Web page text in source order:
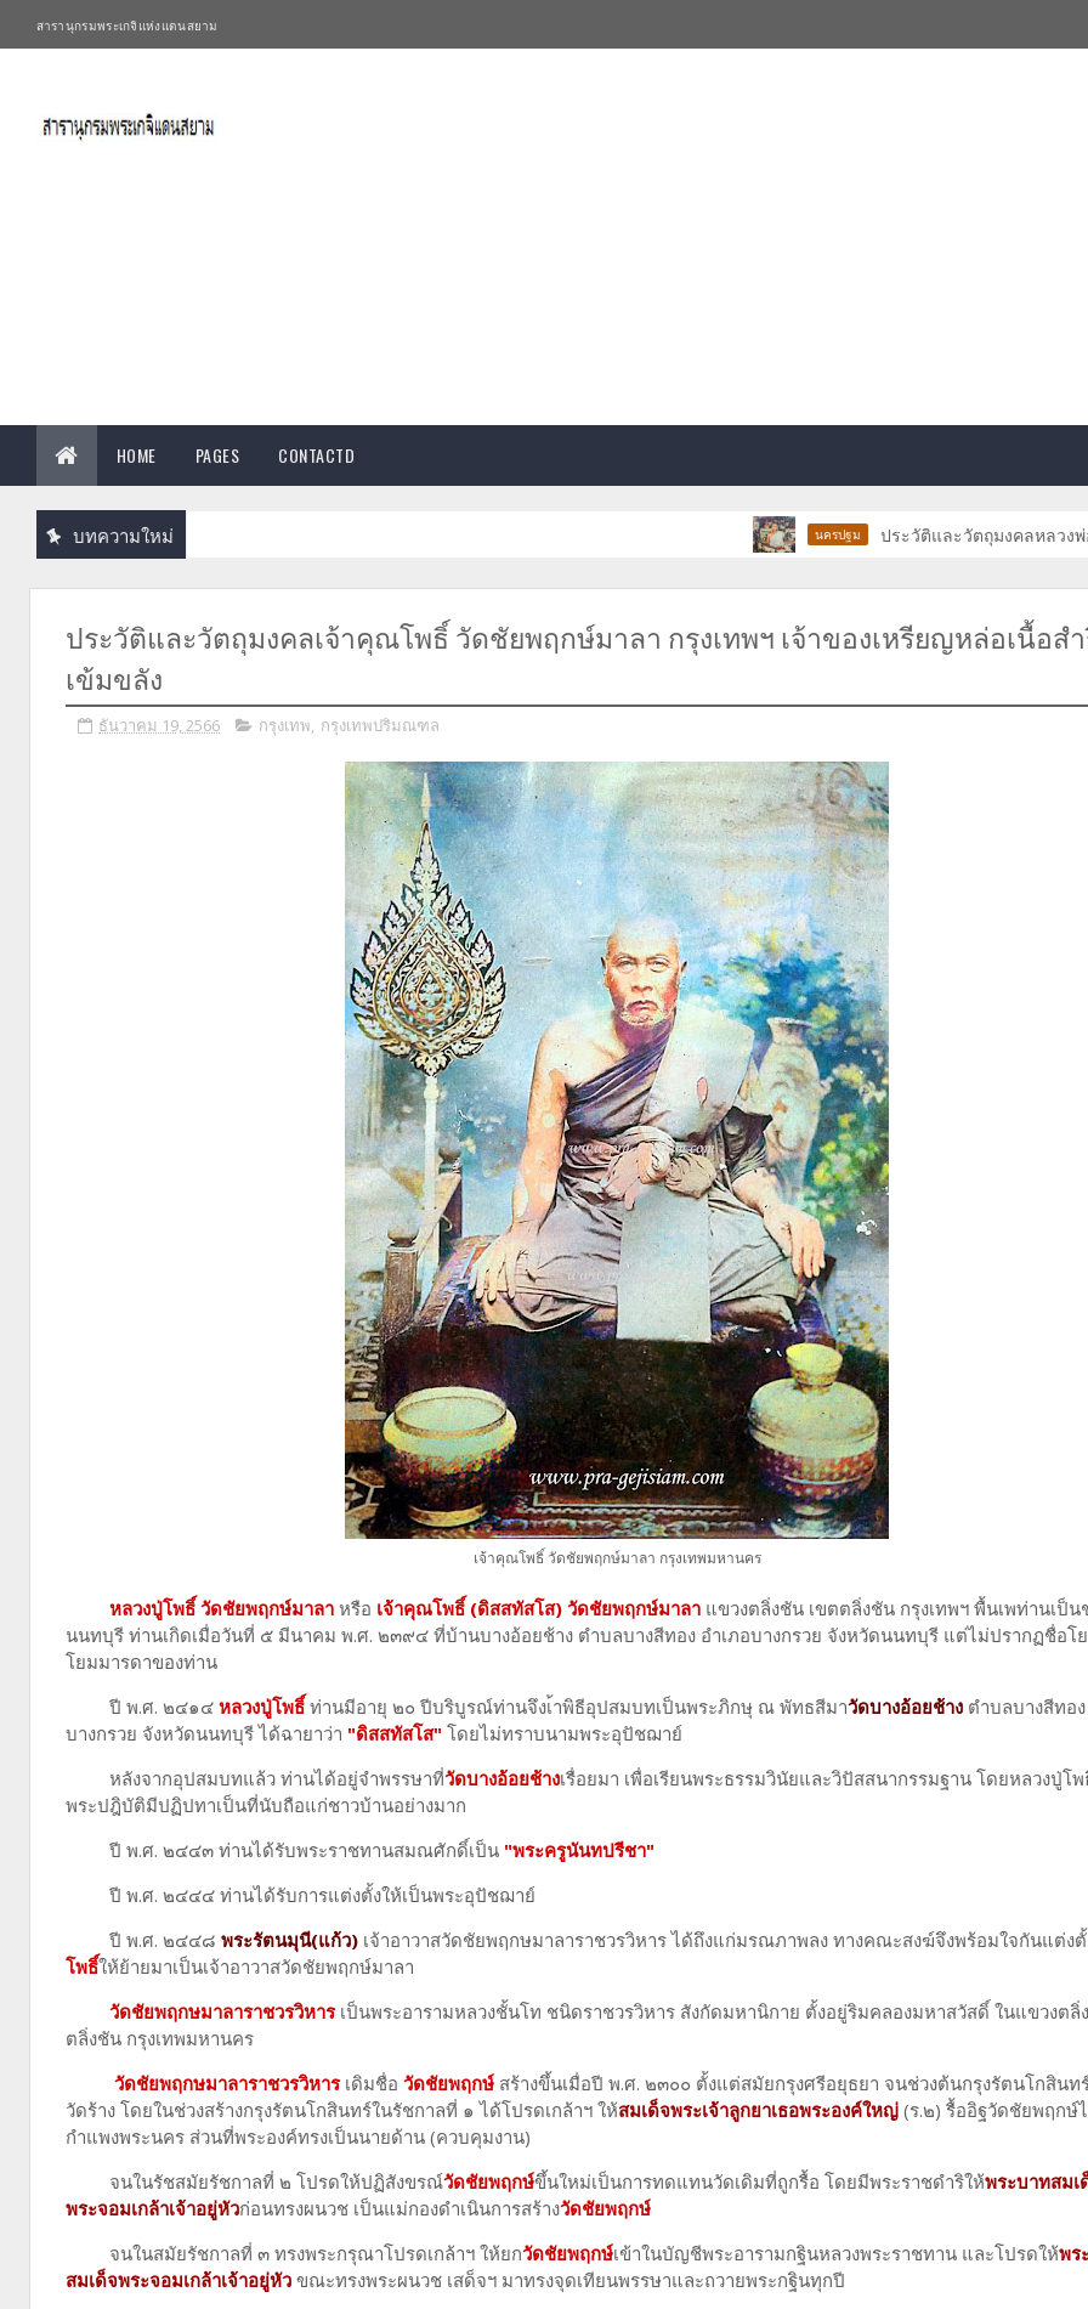
สารานุกรมพระเกจิแห่งแดนสยาม
HOME PAGES CONTACTD
บทความใหม่ นครปฐม ประวัติและวัตถุมงคลหลวงพ่อบุญธรร
ประวัติและวัตถุมงคลเจ้าคุณโพธิ์ วัดชัยพฤกษ์มาลา กรุงเทพฯ เจ้าของเหรียญหล่อเนื้อส
เข้มขลัง
ธันวาคม 19, 2566 กรุงเทพ, กรุงเทพปริมณฑล
เจ้าคุณโพธิ์ วัดชัยพฤกษ์มาลา กรุงเทพมหานคร
หลวงปู่โพธิ์ วัดชัยพฤกษ์มาลา หรือ เจ้าคุณโพธิ์ (ดิสสทัสโส) วัดชัยพฤกษ์มาลา แขวงตลิ่งชัน เขตตลิ่งชัน กรุงเทพฯ พื้นเพท่านเป็น
นนทบุรี ท่านเกิดเมื่อวันที่ ๕ มีนาคม พ.ศ. ๒๓๙๔ ที่บ้านบางอ้อยช้าง ตำบลบางสีทอง อำเภอบางกรวย จังหวัดนนทบุรี แต่ไม่ปรากฏชื่อโ
โยมมารดาของท่าน
ปี พ.ศ. ๒๔๑๔ หลวงปู่โพธิ์ ท่านมีอายุ ๒๐ ปีบริบูรณ์ท่านจึงเ้าพิธีอุปสมบทเป็นพระภิกษุ ณ พัทธสีมาวัดบางอ้อยช้าง ตำบลบางสีทอ
บางกรวย จังหวัดนนทบุรี ได้ฉายาว่า "ดิสสทัสโส" โดยไม่ทราบนามพระอุปัชฌาย์
หลังจากอุปสมบทแล้ว ท่านได้อยู่จำพรรษาที่วัดบางอ้อยช้างเรื่อยมา เพื่อเรียนพระธรรมวินัยและวิปัสสนากรรมฐาน โดยหลวงปู่โ
พระปฎิบัติมีปฏิปทาเป็นที่นับถือแก่ชาวบ้านอย่างมาก
ปี พ.ศ. ๒๔๔๓ ท่านได้รับพระราชทานสมณศักดิ์เป็น "พระครูนันทปรีชา"
ปี พ.ศ. ๒๔๔๔ ท่านได้รับการแต่งตั้งให้เป็นพระอุปัชฌาย์
ปี พ.ศ. ๒๔๔๘ พระรัตนมุนี(แก้ว) เจ้าอาวาสวัดชัยพฤกษมาลาราชวรวิหาร ได้ถึงแก่มรณภาพลง ทางคณะสงฆ์จึงพร้อมใจกันแต่ง
โพธิ์ให้ย้ายมาเป็นเจ้าอาวาสวัดชัยพฤกษ์มาลา
วัดชัยพฤกษมาลาราชวรวิหารเป็นพระอารามหลวงชั้นโท ชนิดราชวรวิหาร สังกัดมหานิกาย ตั้งอยู่ริมคลองมหาสวัสดิ์ ในแขวงตลิ่
ตลิ่งชัน กรุงเทพมหานคร
วัดชัยพฤกษมาลาราชวรวิหารเดิมชื่อ วัดชัยพฤกษ์ สร้างขึ้นเมื่อปี พ.ศ. ๒๓๐๐ ตั้งแต่สมัยกรุงศรีอยุธยา จนช่วงต้นกรุงรัตนโกสินท
วัดร้าง โดยในช่วงสร้างกรุงรัตนโกสินทร์ในรัชกาลที่ ๑ ได้โปรดเกล้าฯ ให้สมเด็จพระเจ้าลูกยาเธอพระองค์ใหญ่ (ร.๒) รื้ออิฐวัดชัยพฤกษ์
กำแพงพระนคร ส่วนที่พระองค์ทรงเป็นนายด้าน (ควบคุมงาน)
จนในรัชสมัยรัชกาลที่ ๒ โปรดให้ปฏิสังขรณ์วัดชัยพฤกษ์ขึ้นใหม่เป็นการทดแทนวัดเดิมที่ถูกรื้อ โดยมีพระราชดำริให้พระบาทสมเ
พระจอมเกล้าเจ้าอยู่หัวก่อนทรงผนวช เป็นแม่กองดำเนินการสร้างวัดชัยพฤกษ์
จนในสมัยรัชกาลที่ ๓ ทรงพระกรุณาโปรดเกล้าฯ ให้ยกวัดชัยพฤกษ์เข้าในบัญชีพระอารามกฐินหลวงพระราชทาน และโปรดให้พร
สมเด็จพระจอมเกล้าเจ้าอยู่หัว ขณะทรงพระผนวช เสด็จฯ มาทรงจุดเทียนพรรษาและถวายพระกฐินทุกปี